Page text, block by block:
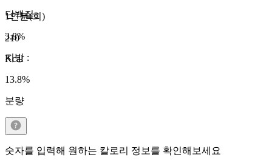
1인분(회)
210
Kcal
단백질:
3.8%
지방 :
13.8%
분량
숫자를 입력해 원하는 칼로리 정보를 확인해보세요